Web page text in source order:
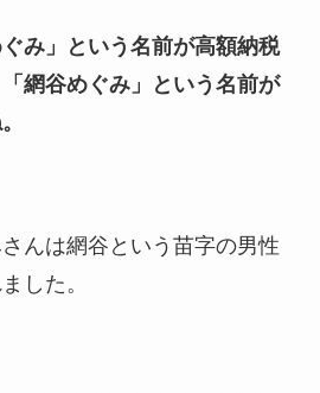
み」という名前が高額納税
網谷めぐみ」という名前が
んは網谷という苗字の男性
した。